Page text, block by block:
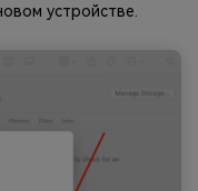
устройстве.